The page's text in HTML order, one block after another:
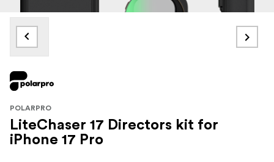
POLARPRO
LiteChaser 17 Directors kit for
iPhone 17 Pro